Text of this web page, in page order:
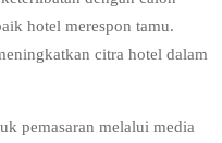
hotel merespon tamu.
citra hotel dalam
pemasaran melalui media